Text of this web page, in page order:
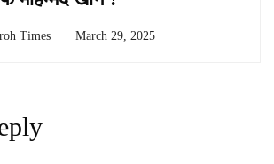
Times March 29, 2025